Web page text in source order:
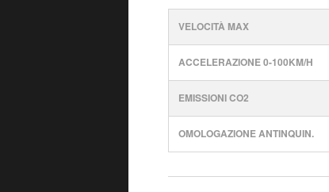
VELOCITÀ MAX
ACCELERAZIONE 0-100KM/H
EMISSIONI CO2
OMOLOGAZIONE ANTINQUIN.